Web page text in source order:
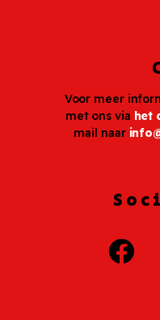
Voor meer
met ons via het
mail naar